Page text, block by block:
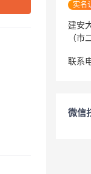
实名
建安
（市
联系
微信